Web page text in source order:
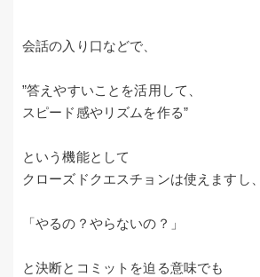
会話の入り口などで、
”答えやすいことを活用して、
スピード感やリズムを作る”
という機能として
クローズドクエスチョンは使えますし、
「やるの？やらないの？」
と決断とコミットを迫る意味でも